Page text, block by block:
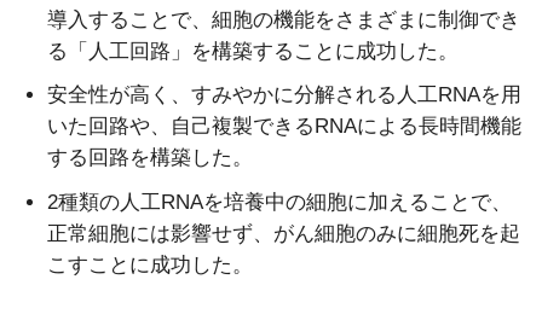
導入することで、細胞の機能をさまざまに制御でき
る「人工回路」を構築することに成功した。
安全性が高く、すみやかに分解される人工RNAを用
いた回路や、自己複製できるRNAによる長時間機能
する回路を構築した。
2種類の人工RNAを培養中の細胞に加えることで、
正常細胞には影響せず、がん細胞のみに細胞死を起
こすことに成功した。